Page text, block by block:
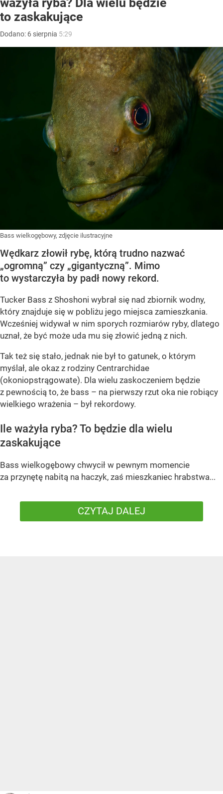
to zaskakujące
Dodano: 6 sierpnia 5:29
Bass wielkogębowy, zdjęcie ilustracyjne
Wędkarz złowił rybę, którą trudno nazwać
„ogromną” czy „gigantyczną”. Mimo
to wystarczyła by padł nowy rekord.
Tucker Bass z Shoshoni wybrał się nad zbiornik wodny,
który znajduje się w pobliżu jego miejsca zamieszkania.
Wcześniej widywał w nim sporych rozmiarów ryby, dlatego
uznał, że być może uda mu się złowić jedną z nich.
Tak też się stało, jednak nie był to gatunek, o którym
myślał, ale okaz z rodziny Centrarchidae
(okoniopstrągowate). Dla wielu zaskoczeniem będzie
z pewnością to, że bass – na pierwszy rzut oka nie robiący
wielkiego wrażenia – był rekordowy.
Ile ważyła ryba? To będzie dla wielu
zaskakujące
Bass wielkogębowy chwycił w pewnym momencie
za przynętę nabitą na haczyk, zaś mieszkaniec hrabstwa...
CZYTAJ DALEJ